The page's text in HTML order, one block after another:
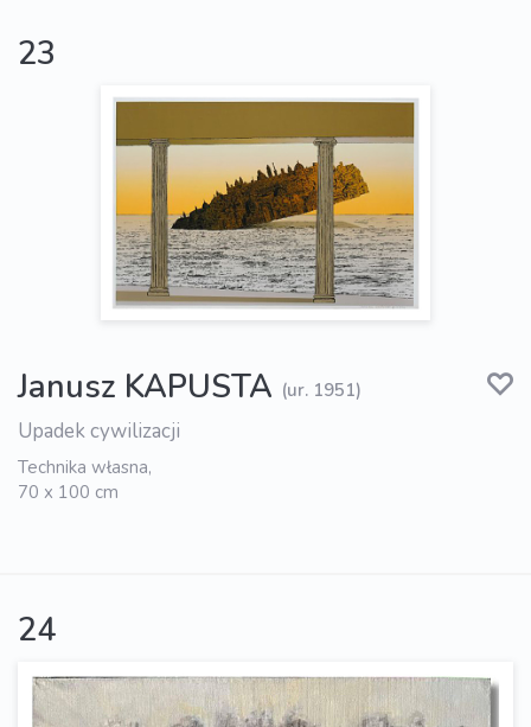
23
Janusz KAPUSTA (ur. 1951)
Upadek cywilizacji
Technika własna,
70 x 100 cm
24